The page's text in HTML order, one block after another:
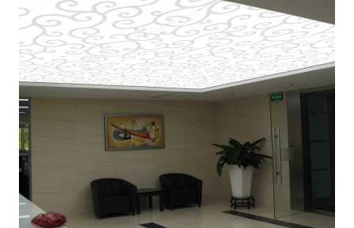
5
10м2 ≈
Ориентировочная площадь Вашего потолка
Подобрать исполнителя